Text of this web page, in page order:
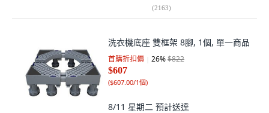
(2163)
洗衣機底座 雙框架 8腳, 1個, 單一商品
首購折扣價 26%$822
$607
($607.00/1個)
8/11 星期二 預計送達